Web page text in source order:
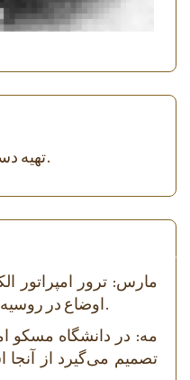
تهیه دستور زبان ییدیش.
اوضاع در روسیه ناپایدار می‌شود.
مه: در دانشگاه مسکو
تصمیم می‌گیرد از آنجا